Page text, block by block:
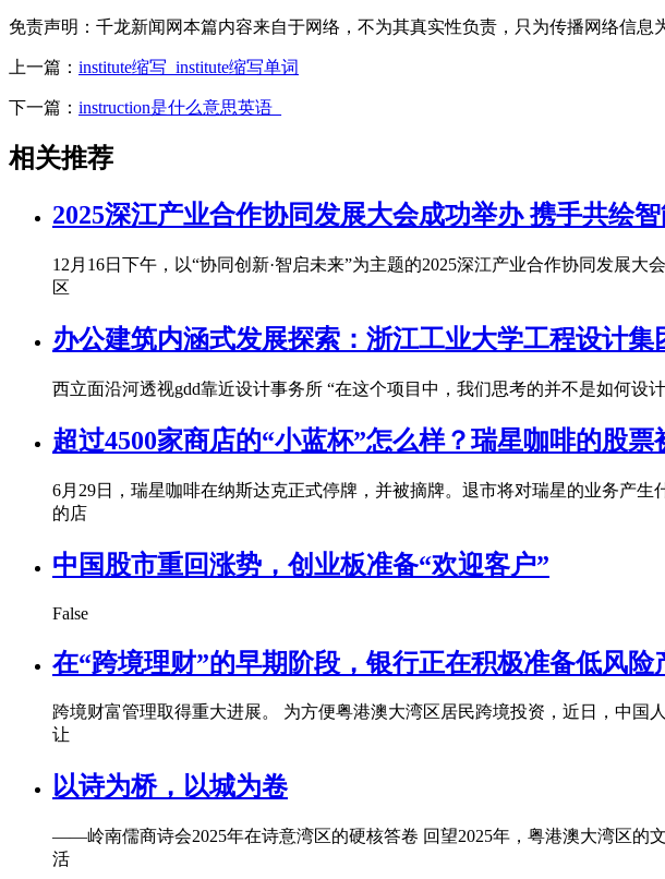
免责声明：千龙新闻网本篇内容来自于网络，不为其真实性负责，只为传播网络信息
上一篇： institute缩写_institute缩写单词
下一篇： instruction是什么意思英语_
相关推荐
2025深江产业合作协同发展大会成功举办 携手共绘
12月16日下午，以“协同创新·智启未来”为主题的2025深江产业合作协同发展
区
办公建筑内涵式发展探索：浙江工业大学工程设计
西立面沿河透视gdd靠近设计事务所 “在这个项目中，我们思考的并不是如何
超过4500家商店的“小蓝杯”怎么样？瑞星咖啡的股票
6月29日，瑞星咖啡在纳斯达克正式停牌，并被摘牌。退市将对瑞星的业务产
的店
中国股市重回涨势，创业板准备“欢迎客户”
False
在“跨境理财”的早期阶段，银行正在积极准备低风
跨境财富管理取得重大进展。 为方便粤港澳大湾区居民跨境投资，近日，中国
让
以诗为桥，以城为卷
——岭南儒商诗会2025年在诗意湾区的硬核答卷 回望2025年，粤港澳大湾区的
活